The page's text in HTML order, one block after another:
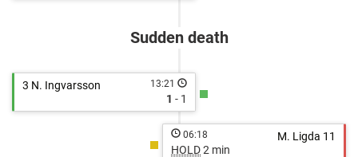
Sudden death
3 N. Ingvarsson 13:21
1 - 1
M. Ligda 11
06:18
HOLD2 min